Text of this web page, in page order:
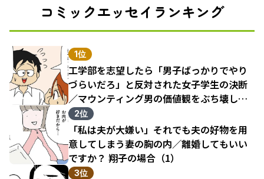
コミックエッセイランキング
1位
工学部を志望したら「男子ばっかりでやり
づらいだろ」と反対された女子学生の決断
／マウンティング男の価値観をぶち壊した
結果（1）
2位
「私は夫が大嫌い」それでも夫の好物を用
意してしまう妻の胸の内／離婚してもいい
ですか？ 翔子の場合（1）
3位